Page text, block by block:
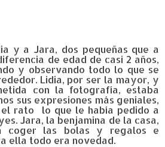
y a Jara, dos pequeñas que a
de edad de casi 2 años,
y observando todo lo que se
Lidia, por ser la mayor, y
con la fotografía, estaba
sus expresiones más geniales,
rato lo que le había pedido a
Jara, la benjamina de la casa,
coger las bolas y regalos e
ella todo era novedad.